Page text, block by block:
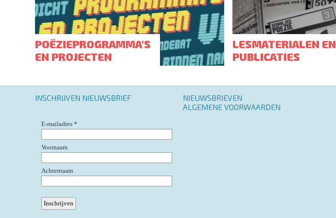
POËZIEPROGRAMMA'S
EN PROJECTEN
LESMATERIALEN EN
PUBLICATIES
Footer
menu
NIEUWSBRIEVEN
ALGEMENE VOORWAARDEN
INSCHRIJVEN NIEUWSBRIEF